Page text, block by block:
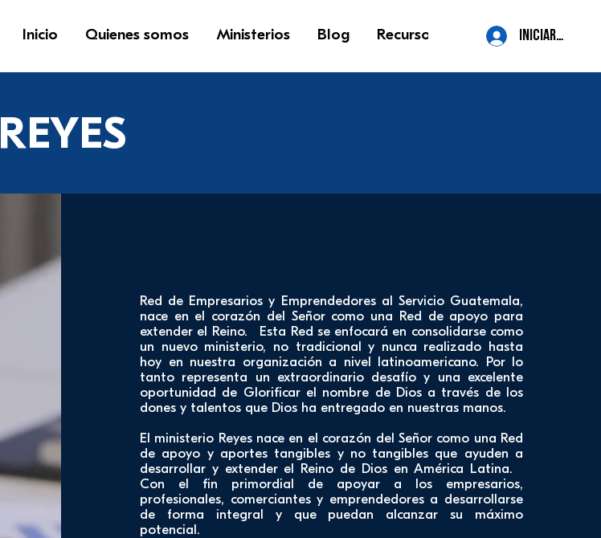
Inicio Quienes somos Ministerios Blog Recursos Contacto More
iniciar sesión
REYES
Red de Empresarios y Emprendedores al Servicio Guatemala,
nace en el corazón del Señor como una Red de apoyo para
extender el Reino. Esta Red se enfocará en consolidarse como
un nuevo ministerio, no tradicional y nunca realizado hasta
hoy en nuestra organización a nivel latinoamericano. Por lo
tanto representa un extraordinario desafío y una excelente
oportunidad de Glorificar el nombre de Dios a través de los
dones y talentos que Dios ha entregado en nuestras manos.
El ministerio Reyes nace en el corazón del Señor como una Red
de apoyo y aportes tangibles y no tangibles que ayuden a
desarrollar y extender el Reino de Dios en América Latina.
Con el fin primordial de apoyar a los empresarios,
profesionales, comerciantes y emprendedores a desarrollarse
de forma integral y que puedan alcanzar su máximo
potencial.